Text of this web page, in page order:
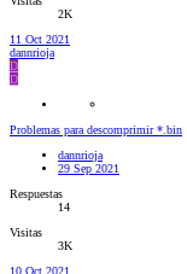
2K
11 Oct 2021
dannrioja
D
D
Problemas para descomprimir *.bin
dannrioja
29 Sep 2021
Respuestas
14
Visitas
3K
10 Oct 2021